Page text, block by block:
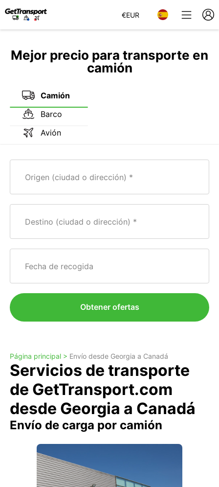
€EUR
Mejor precio para transporte en
camión
Camión
Barco
Avión
Origen (ciudad o dirección)
Destino (ciudad o dirección)
Fecha de recogida
Obtener ofertas
Página principal > Envío desde Georgia a Canadá
Servicios de transporte
de GetTransport.com
desde Georgia a Canadá
Envío de carga por camión